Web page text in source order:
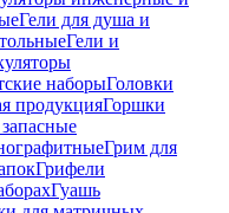
Гели для душа и
Гели и
наборыГоловки
продукцияГоршки
Грим для
Грифели
Гуашь